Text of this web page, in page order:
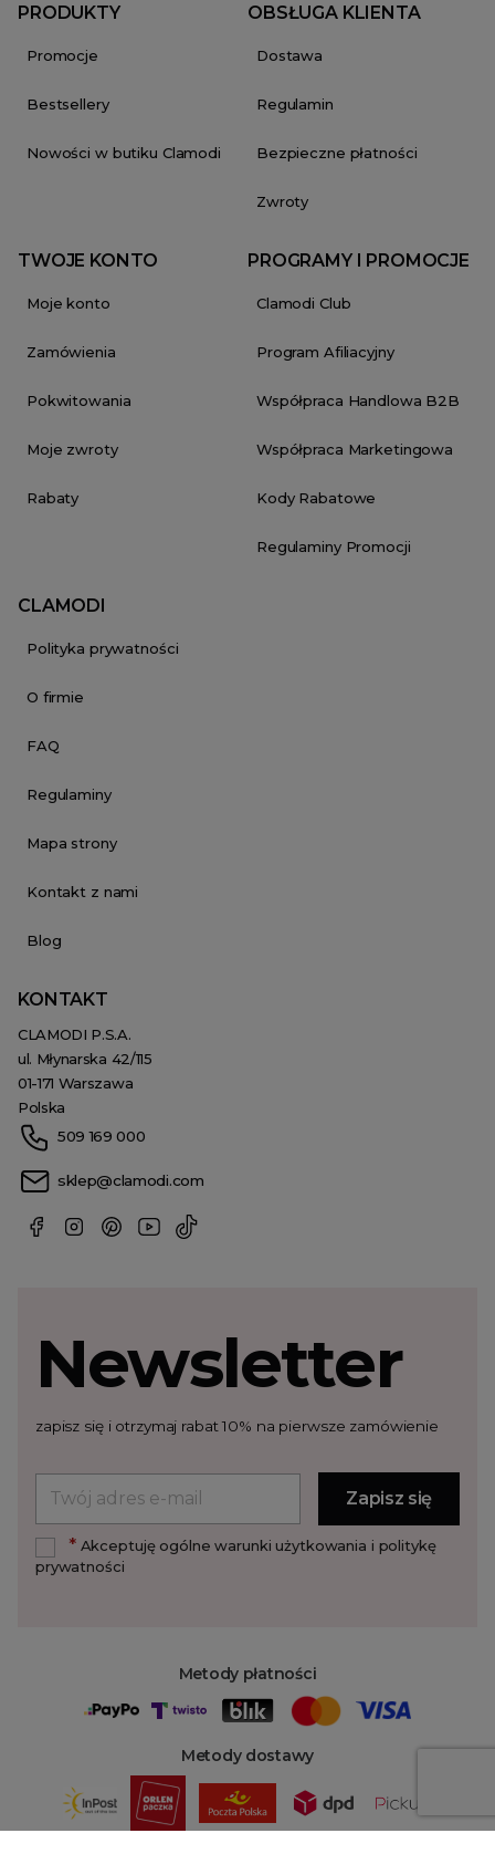
PRODUKTY
Promocje
Bestsellery
Nowości w butiku Clamodi
OBSŁUGA KLIENTA
Dostawa
Regulamin
Bezpieczne płatności
Zwroty
TWOJE KONTO
Moje konto
Zamówienia
Pokwitowania
Moje zwroty
Rabaty
PROGRAMY I PROMOCJE
Clamodi Club
Program Afiliacyjny
Współpraca Handlowa B2B
Współpraca Marketingowa
Kody Rabatowe
Regulaminy Promocji
CLAMODI
Polityka prywatności
O firmie
FAQ
Regulaminy
Mapa strony
Kontakt z nami
Blog
KONTAKT
CLAMODI P.S.A.
ul. Młynarska 42/115
01-171 Warszawa
Polska
509 169 000
sklep@clamodi.com
Metody płatności
Metody dostawy
Newsletter
zapisz się i otrzymaj rabat 10% na pierwsze zamówienie
*Akceptuję ogólne warunki użytkowania i politykę
prywatności